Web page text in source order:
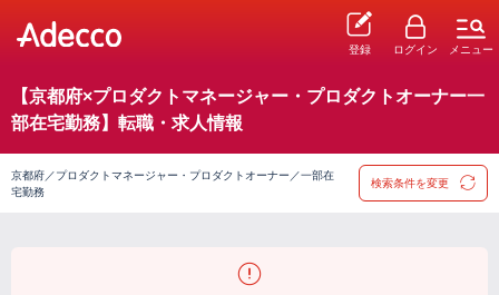
登録 ログイン メニュー
【京都府×プロダクトマネージャー・プロダクトオーナー一
部在宅勤務】転職・求人情報
京都府／プロダクトマネージャー・プロダクトオーナー／一部在
宅勤務
検索条件を変更